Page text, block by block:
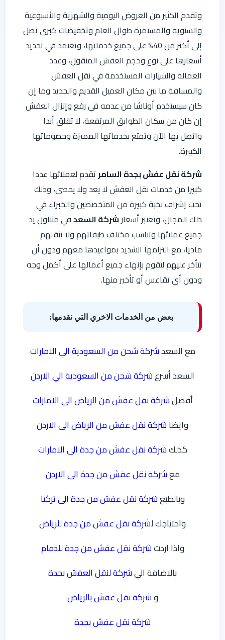
وتقدم الكثير من العروض اليومية والشهرية والأسبوعية
والسنوية والمستمرة طوال العام وتخفيضات كبرى تصل
إلى أكثر من 40% على جميع خدماتها، وتعتمد في تحديد
أسعارها على نوع وحجم العفش المنقول، وعدد
العمالة والسيارات المستخدمة في نقل العفش
والمسافة ما بين مكان العميل القديم والجديد وما إن
كان سيستخدم أوناشا من عدمه في رفع وإنزال العفش
إن كان من سكان الطوابق المرتفعة، لا تقلق أبدا
واتصل بها الآن وتمتع بخدماتها المميزة وخصوماتها
الكبيرة.
شركة نقل عفش بجدة السامر تقدم لعملائها عددا
كبيرا من خدمات نقل العفش لا يعد ولا يحصى، وذلك
تحت إشراف نخبة كبيرة من المتخصصين والخبراء في
ذلك المجال، وتعتبر أسعارشركة السعدفي متناول يد
جميع عملائها وتناسب مختلف طبقاتهم ولا تثقلهم
ماديا، مع التزامها الشديد بمواعيدها معهم ودون أن
تتأخر عليهم لتقوم بإنهاء جميع أعمالها على أكمل وجه
ودون أي تقاعس أو تأخير منها.
بعض من الخدمات الاخري التي نقدمها:
مع السعدشركة شحن من السعودية الي الامارات
السعد أسرعشركة شحن من السعودية الي الاردن
أفضلشركة نقل عفش من الرياض الى الامارات
وايضاشركة نقل عفش من الرياض الى الاردن
كذلكشركة نقل عفش من جدة الى الامارات
معشركة نقل عفش من جدة الى الاردن
وبالطبعشركة نقل عفش من جدة الى تركيا
واحتياجك لشركة نقل عفش من جدة للرياض
واذا اردتشركة نقل عفش من جدة للدمام
بالاضافة اليشركة لنقل العفش بجدة
وشركة نقل عفش بالرياض
شركة نقل عفش بجدة